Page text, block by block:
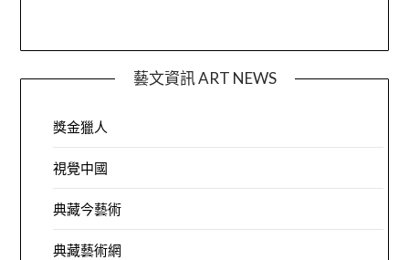
藝文資訊 ART NEWS
獎金獵人
視覺中國
典藏今藝術
典藏藝術網